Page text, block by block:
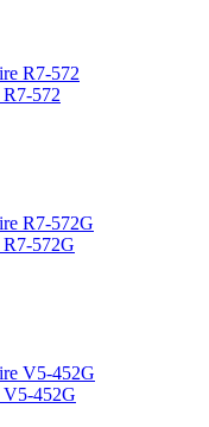
572
572G
V5-452G